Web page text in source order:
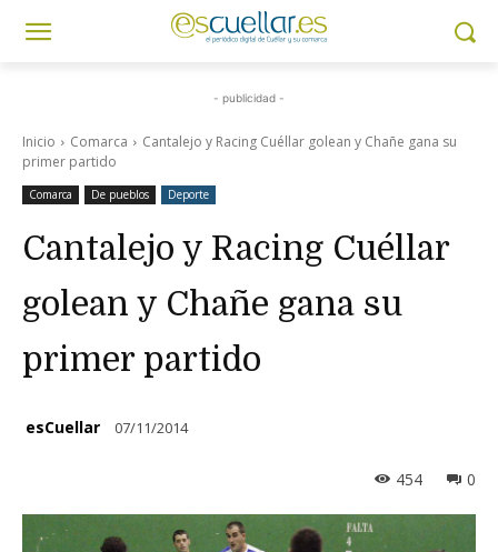
- publicidad -
Inicio Comarca
Cantalejo y Racing Cuéllar golean y Chañe gana su
primer partido
Comarca De pueblos Deporte
Cantalejo y Racing Cuéllar
golean y Chañe gana su
primer partido
esCuellar 07/11/2014
0
454